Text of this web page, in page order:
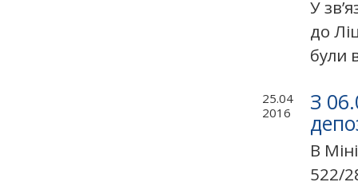
У
до
були
25.04
2016
З
В
522/